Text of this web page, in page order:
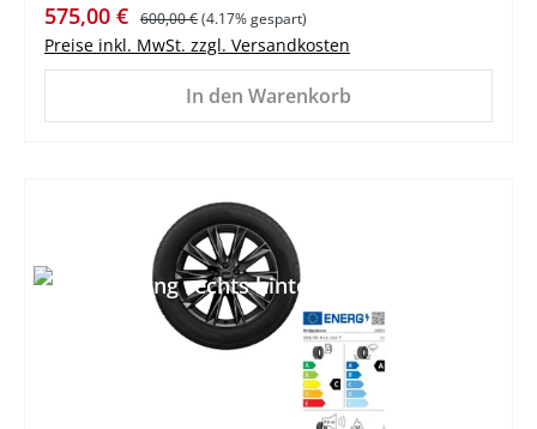
Verkaufspreis:
575,00 € Regulärer Preis:
600,00 €(4.17% gespart)
Preise inkl. MwSt. zzgl. Versandkosten
In den Warenkorb